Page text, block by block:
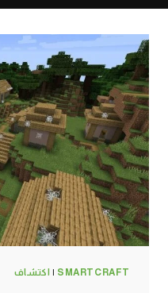
SMARTCRAFT
| اكتشاف